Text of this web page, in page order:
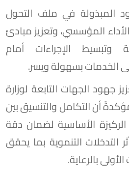
المبذولة في ملف التحول
المؤسسي، وتعزيز مبادئ
وتبسيط الإجراءات أمام
الخدمات بسهولة ويسر.
جهود الجهات التابعة لوزارة
أن التكامل والتنسيق بين
الأساسية لضمان دقة
التدخلات التنموية بما يحقق
بالرعاية.